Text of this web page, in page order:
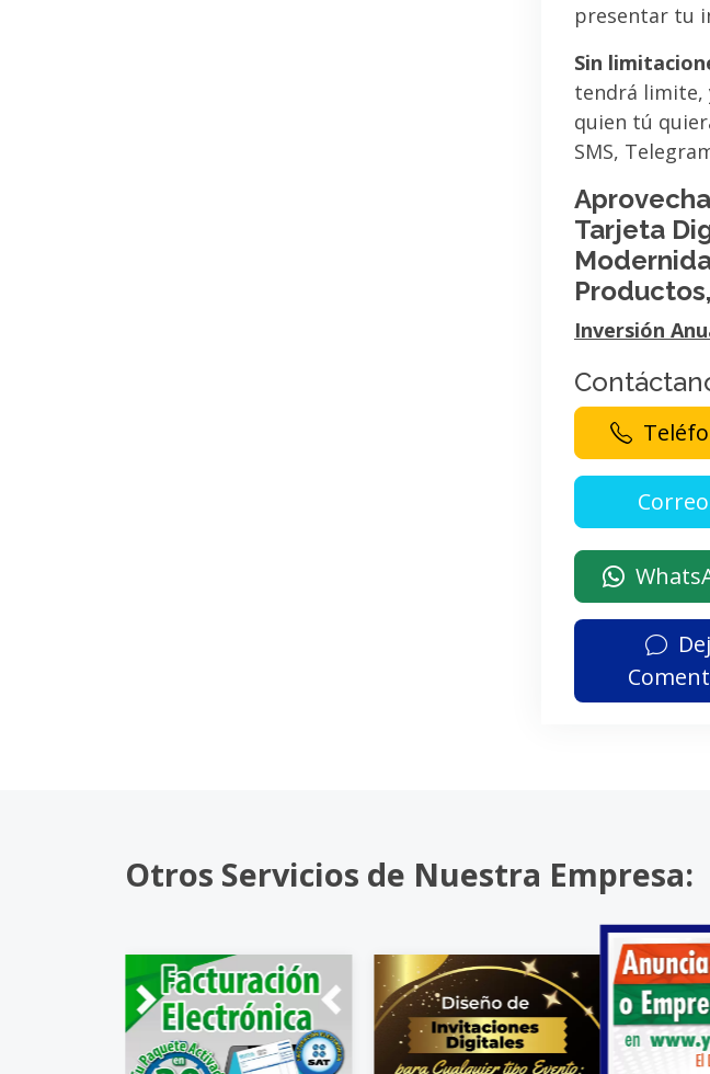
presentar tu
Sin
tendrá limite,
quien tú
SMS,
Tarjeta
Inversión
Otros Servicios de Nuestra Empresa: